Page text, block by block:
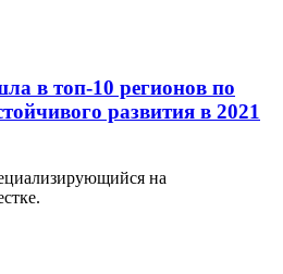
в топ-10 регионов по
развития в 2021
на